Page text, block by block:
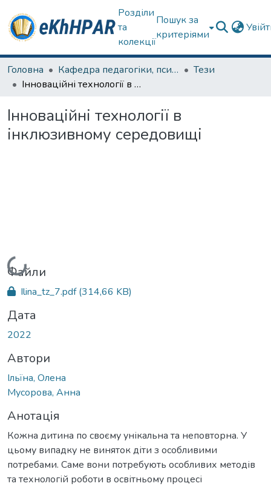
Розділи
та
колекції
Пошук за
критеріями
Головна Кафедра педагогіки, психології, початкової освіти та освітнього менеджменту
Тези
Інноваційні технології в інклюзивному середовищі
Інноваційні технології в
інклюзивному середовищі
Вантажиться...
Файли
Ilina_tz_7.pdf(314,66 KB)
Дата
2022
Автори
Ільїна, Олена
Мусорова, Анна
Анотація
Кожна дитина по своєму унікальна та неповторна. У
цьому випадку не виняток діти з особливими
потребами. Саме вони потребують особливих методів
та технологій роботи в освітньому процесі